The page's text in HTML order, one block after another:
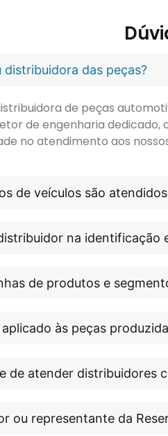
das peças?
de peças
de engenharia
no atendimento aos
de veículos são
na identificação
de produtos e
às peças
de atender distribuidores
ou representante da